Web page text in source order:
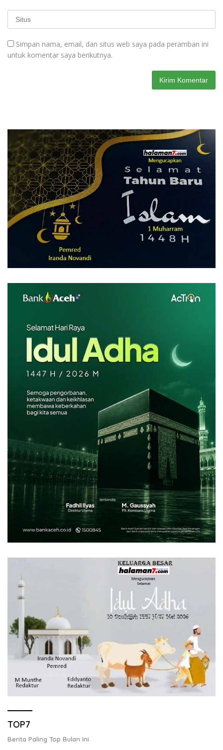
Simpan nama, email, dan situs web saya pada peramban ini
untuk komentar saya berikutnya.
TOP7
Berita Paling Top Bulan Ini